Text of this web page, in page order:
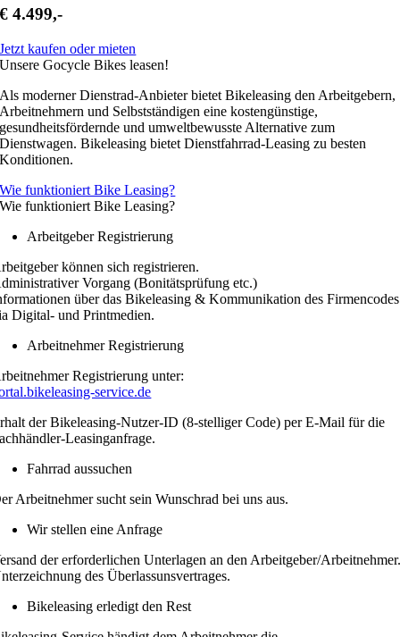
€ 4.499,-
Jetzt kaufen oder mieten
Unsere Gocycle Bikes leasen!
Als moderner Dienstrad-Anbieter bietet Bikeleasing den Arbeitgebern,
Arbeitnehmern und Selbstständigen eine kostengünstige,
gesundheitsfördernde und umweltbewusste Alternative zum
Dienstwagen. Bikeleasing bietet Dienstfahrrad-Leasing zu besten
Konditionen.
Wie funktioniert Bike Leasing?
Wie funktioniert Bike Leasing?
Arbeitgeber Registrierung
können sich registrieren.
Vorgang (Bonitätsprüfung etc.)
über das Bikeleasing & Kommunikation des Firmencodes
Digital- und Printmedien.
Arbeitnehmer Registrierung
Registrierung unter:
service.de
der Bikeleasing-Nutzer-ID (8-stelliger Code) per E-Mail für die
Leasinganfrage.
Fahrrad aussuchen
Arbeitnehmer sucht sein Wunschrad bei uns aus.
Wir stellen eine Anfrage
der erforderlichen Unterlagen an den Arbeitgeber/
des Überlassunsvertrages.
Bikeleasing erledigt den Rest